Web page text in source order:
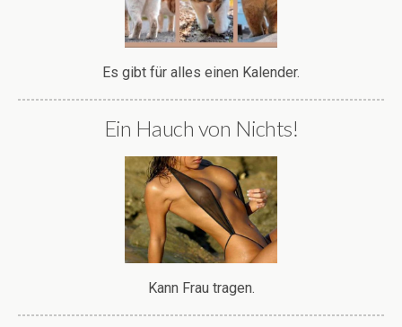
Es gibt für alles einen Kalender.
Ein Hauch von Nichts!
Kann Frau tragen.